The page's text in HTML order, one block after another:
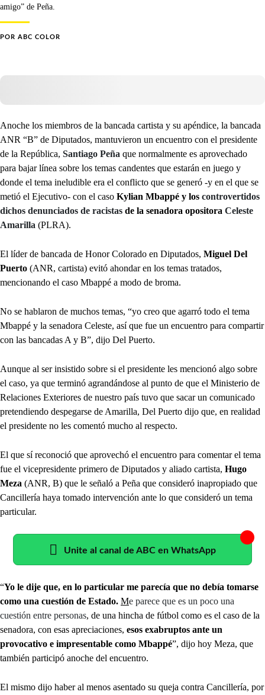
amigo” de Peña.
POR ABC COLOR
Anoche los miembros de la bancada cartista y su apéndice, la bancada
ANR “B” de Diputados, mantuvieron un encuentro con el presidente
de la República, Santiago Peña que normalmente es aprovechado
para bajar línea sobre los temas candentes que estarán en juego y
donde el tema ineludible era el conflicto que se generó -y en el que se
metió el Ejecutivo- con el caso Kylian Mbappé y los controvertidos
dichos denunciados de racistas de la senadora opositora Celeste
Amarilla (PLRA).
El líder de bancada de Honor Colorado en Diputados, Miguel Del
Puerto (ANR, cartista) evitó ahondar en los temas tratados,
mencionando el caso Mbappé a modo de broma.
No se hablaron de muchos temas, “yo creo que agarró todo el tema
Mbappé y la senadora Celeste, así que fue un encuentro para compartir
con las bancadas A y B”, dijo Del Puerto.
Aunque al ser insistido sobre si el presidente les mencionó algo sobre
el caso, ya que terminó agrandándose al punto de que el Ministerio de
Relaciones Exteriores de nuestro país tuvo que sacar un comunicado
pretendiendo despegarse de Amarilla, Del Puerto dijo que, en realidad
el presidente no les comentó mucho al respecto.
El que sí reconoció que aprovechó el encuentro para comentar el tema
fue el vicepresidente primero de Diputados y aliado cartista, Hugo
Meza (ANR, B) que le señaló a Peña que consideró inapropiado que
Cancillería haya tomado intervención ante lo que consideró un tema
particular.
Unite al canal de ABC en WhatsApp
“Yo le dije que, en lo particular me parecía que no debía tomarse
como una cuestión de Estado. Me parece que es un poco una
cuestión entre personas, de una hincha de fútbol como es el caso de la
senadora, con esas apreciaciones, esos exabruptos ante un
provocativo e impresentable como Mbappé”, dijo hoy Meza, que
también participó anoche del encuentro.
El mismo dijo haber al menos asentado su queja contra Cancillería, por